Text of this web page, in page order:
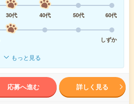
30代 40代 50代
60代
しずか
もっと見る
応募へ進む 詳しく見る